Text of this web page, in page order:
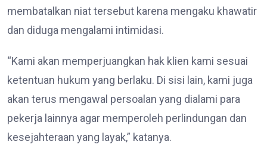
membatalkan niat tersebut karena mengaku khawatir
dan diduga mengalami intimidasi.
“Kami akan memperjuangkan hak klien kami sesuai
ketentuan hukum yang berlaku. Di sisi lain, kami juga
akan terus mengawal persoalan yang dialami para
pekerja lainnya agar memperoleh perlindungan dan
kesejahteraan yang layak,” katanya.